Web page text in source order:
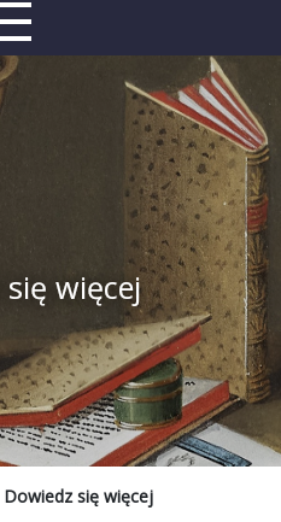
więcej
Dowiedz się więcej